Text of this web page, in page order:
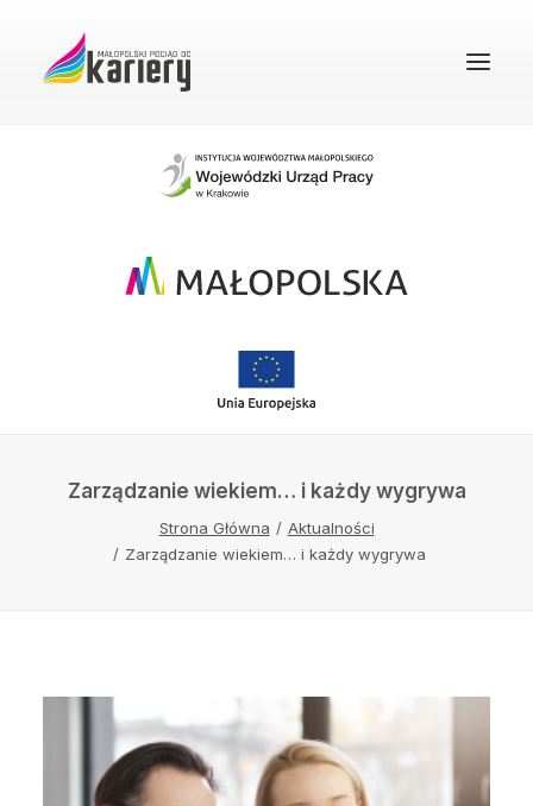
STRONA GŁÓWNA
REKRUTACJA
WYSZUKIWANIE
Zarządzanie wiekiem… i każdy wygrywa
Strona Główna
Aktualności
Zarządzanie wiekiem… i każdy wygrywa